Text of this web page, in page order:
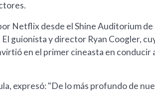
Netflix desde el Shine Auditorium de
guionista y director Ryan Coogler,
en el primer cineasta en conducir
expresó: "De lo más profundo de